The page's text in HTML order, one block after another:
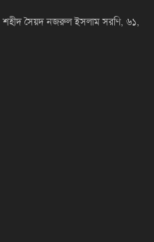
সৈয়দ নজরুল ইসলাম সরণি, ৬১,